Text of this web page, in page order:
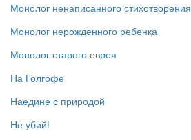
Монолог ненаписанного стихотворения
Монолог нерожденного ребенка
Монолог старого еврея
На Голгофе
Наедине с природой
Не убий!